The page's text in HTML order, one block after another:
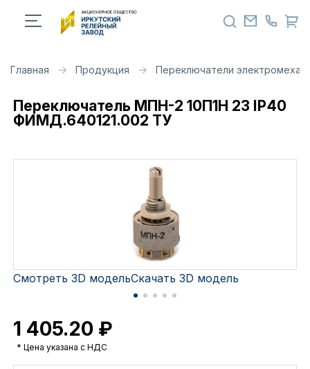
Главная Продукция Переключатели
Переключатель МПН-2 10П1Н 23 IP40
ФИМД.640121.002 ТУ
Смотреть 3D модельСкачать 3D модель
1 405.20 ₽
* Цена указана с НДС